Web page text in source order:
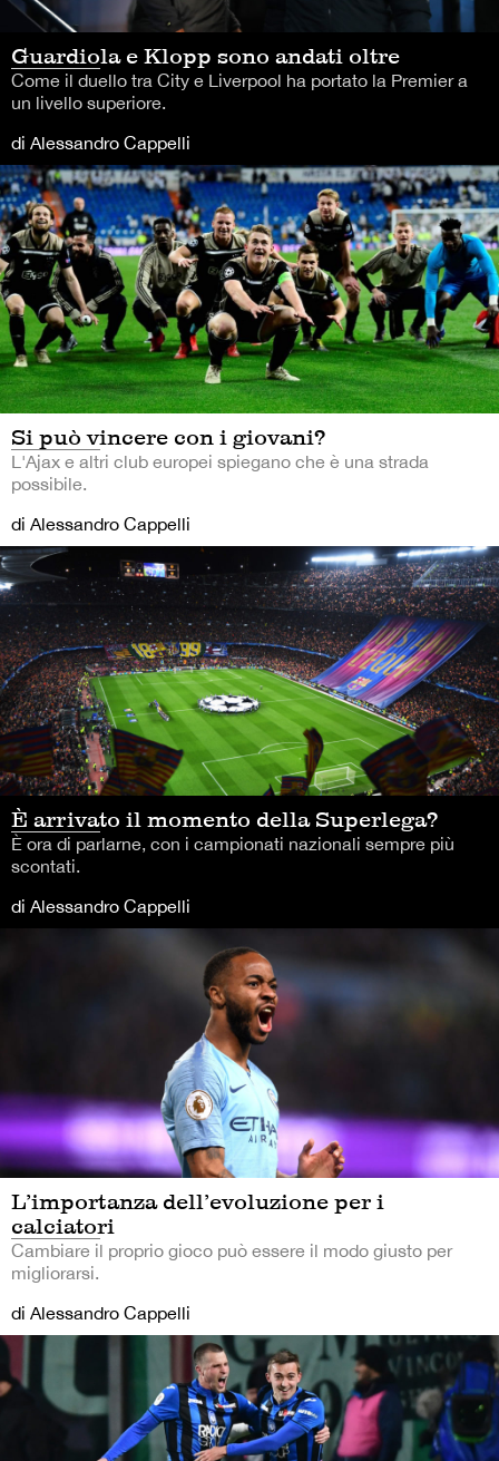
Guardiola e Klopp sono andati oltre
Come il duello tra City e Liverpool ha portato la Premier a
un livello superiore.
di Alessandro Cappelli
Si può vincere con i giovani?
L'Ajax e altri club europei spiegano che è una strada
possibile.
di Alessandro Cappelli
È arrivato il momento della Superlega?
È ora di parlarne, con i campionati nazionali sempre più
scontati.
di Alessandro Cappelli
L’importanza dell’evoluzione per i
calciatori
Cambiare il proprio gioco può essere il modo giusto per
migliorarsi.
di Alessandro Cappelli